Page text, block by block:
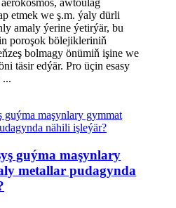
etmek we ş.m. ýaly dürli
amaly ýerine ýetirýär, bu
poroşok bölejikleriniň
bolmagy önümiň işine we
täsir edýär. Pro üçin esasy
...
guýma maşynlary
metallar pudagynda